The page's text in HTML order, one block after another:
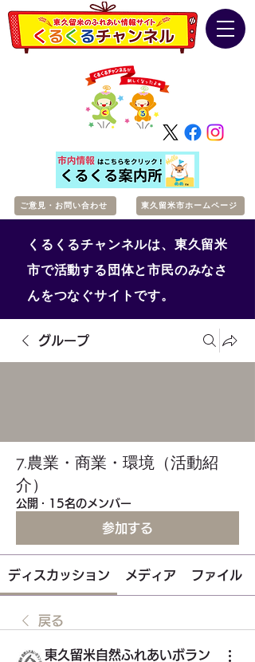
ご意見・お問い合わせ 東久留米市ホームページ
くるくるチャンネルは、東久留米
市で活動する団体と市民のみなさ
んをつなぐサイトです。
グループ
7.農業・商業・環境（活動紹
介）
公開 · 15名のメンバー
参加する
ディスカッション メディア ファイル
戻る
東久留米自然ふれあいボラン